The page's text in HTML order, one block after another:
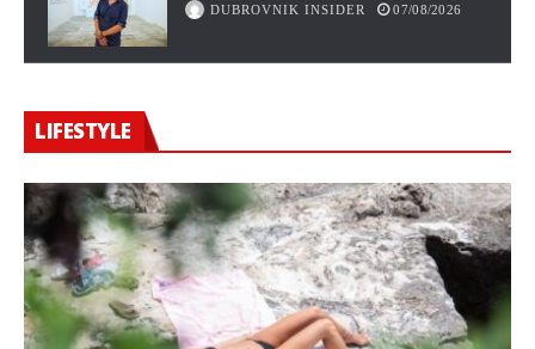
DUBROVNIK INSIDER 07/08/2026
LIFESTYLE